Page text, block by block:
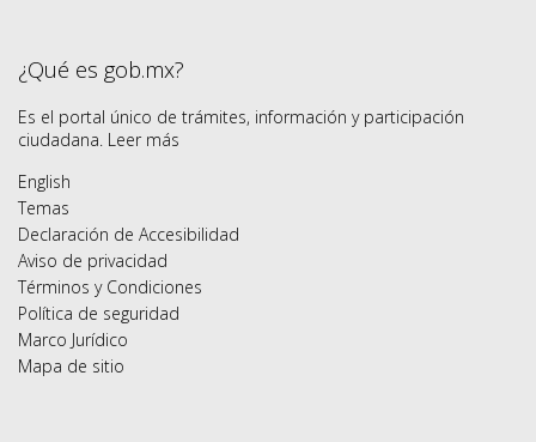
¿Qué es gob.mx?
Es el portal único de trámites, información y participación
ciudadana. Leer más
English
Temas
Declaración de Accesibilidad
Aviso de privacidad
Términos y Condiciones
Política de seguridad
Marco Jurídico
Mapa de sitio